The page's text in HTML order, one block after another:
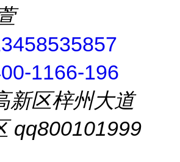
1166-196
新区梓州大道
qq800101999